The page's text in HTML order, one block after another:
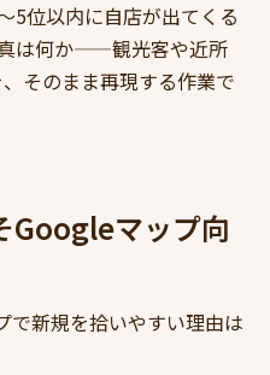
5位以内に自店が出てくる
は何か——観光客や近所
そのまま再現する作業で
Googleマップ向
で新規を拾いやすい理由は